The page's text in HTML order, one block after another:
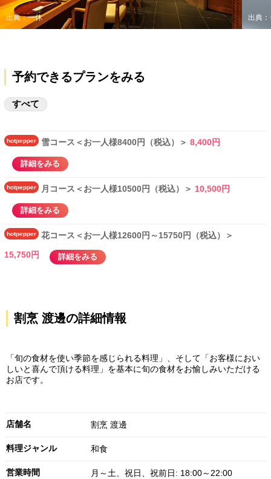
出典：一休 出典
予約できるプランをみる
すべて
hotpepper 雪コース＜お一人様8400円（税込）＞ 8,400円
詳細をみる
hotpepper 月コース＜お一人様10500円（税込）＞ 10,500円
詳細をみる
hotpepper
花コース＜お一人様12600円～15750円（税込）＞
15,750円
詳細をみる
割烹 渡邊の詳細情報
「旬の食材を使い季節を感じられる料理」、そして「お客様におい
しいと喜んで頂ける料理」を基本に旬の食材をお愉しみいただける
お店です。
店舗名 割烹 渡邊
料理ジャンル 和食
営業時間 月～土、祝日、祝前日: 18:00～22:00